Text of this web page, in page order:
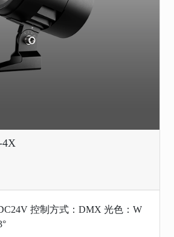
4X
控制方式：DMX 光色：W